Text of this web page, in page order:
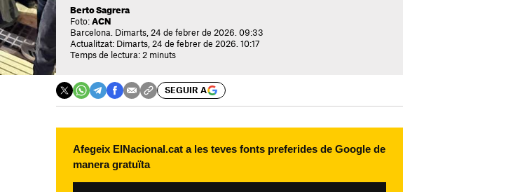
Berto Sagrera
Foto: ACN
Barcelona. Dimarts, 24 de febrer de 2026. 09:33
Actualitzat: Dimarts, 24 de febrer de 2026. 10:17
Temps de lectura: 2 minuts
SEGUIR A
Afegeix ElNacional.cat a les teves fonts preferides de Google de
manera gratuïta